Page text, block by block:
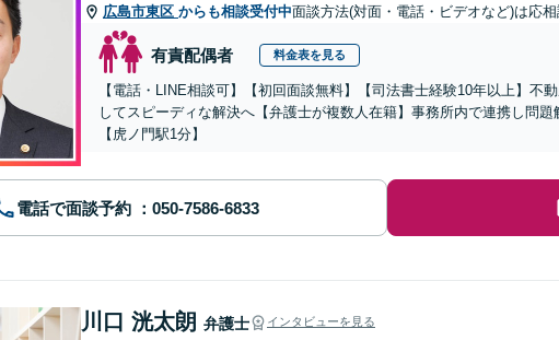
広島市東区 からも相談受付中面談方法(対面・電話・ビデオなど)は応相
有責配偶者 料金表を見る
【電話・LINE相談可】【初回面談無料】【司法書士経験10年以上】不
してスピーディな解決へ【弁護士が複数人在籍】事務所内で連携し問題
【虎ノ門駅1分】
電話で面談予約
川口 洸太朗 弁護士 インタビューを見る